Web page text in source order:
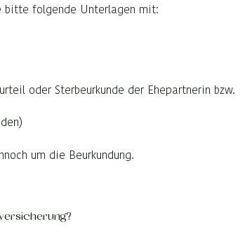
bitte folgende Unterlagen mit:
oder Sterbeurkunde der Ehepartnerin bzw.
um die Beurkundung.